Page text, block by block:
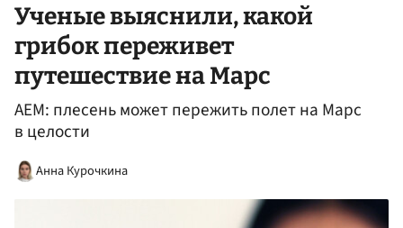
Ученые выяснили, какой
грибок переживет
путешествие на Марс
AEM: плесень может пережить полет на Марс
в целости
Анна Курочкина